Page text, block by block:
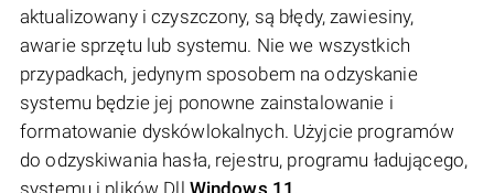
aktualizowany i czyszczony, są błędy, zawiesiny,
awarie sprzętu lub systemu. Nie we wszystkich
przypadkach, jedynym sposobem na odzyskanie
systemu będzie jej ponowne zainstalowanie i
formatowanie dyskówlokalnych. Użyjcie programów
do odzyskiwania hasła, rejestru, programu ładującego,
systemu i plików Dll Windows 11 .